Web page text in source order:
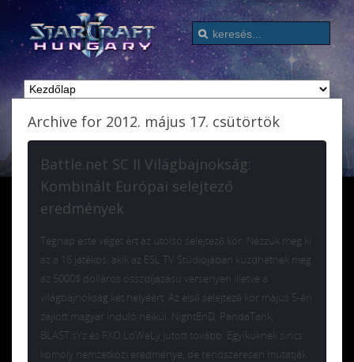
Archive for 2012. május 17. csütörtök
Battle.net SC II Világbajnokság:
Kombinált Európai selejtező
eredmények
Tegnap este véget ért az utolsó selejtező kör. Nézzük meg ki
az a 16 játékos, akik az ESL TV Stúdiójában küzdhetnek meg
az 5000$ dolláros összdíjazású versenyen illetve a
világbajnokság két helyéért. Az első selejtező kör május 5-én
zajlott magyar induló nélkül. NightEnD, PandaTank,
BLAST.sYz és FXO.LoWeLy jutott tovább. Egyiküknek sincs
komoly nemzetközi eredménye, de rendszeresen mutatják